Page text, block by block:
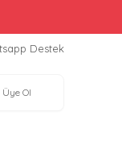
Destek
Üye Ol